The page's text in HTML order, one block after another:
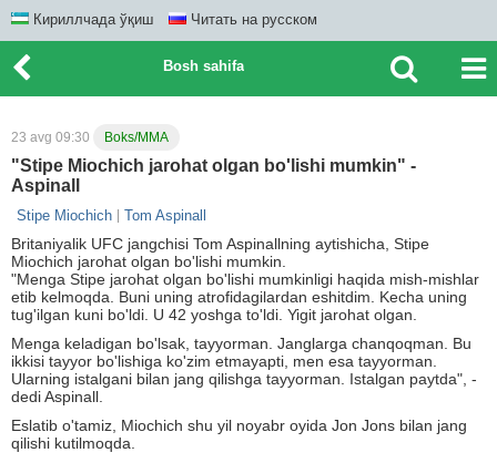
Кириллчада ўқиш Читать на русском
Bosh sahifa
23 avg 09:30 Boks/MMA
"Stipe Miochich jarohat olgan bo'lishi mumkin" -
Aspinall
Stipe Miochich Tom Aspinall
Britaniyalik UFC jangchisi Tom Aspinallning aytishicha, Stipe
Miochich jarohat olgan bo'lishi mumkin.
"Menga Stipe jarohat olgan bo'lishi mumkinligi haqida mish-mishlar
etib kelmoqda. Buni uning atrofidagilardan eshitdim. Kecha uning
tug'ilgan kuni bo'ldi. U 42 yoshga to'ldi. Yigit jarohat olgan.
Menga keladigan bo'lsak, tayyorman. Janglarga chanqoqman. Bu
ikkisi tayyor bo'lishiga ko'zim etmayapti, men esa tayyorman.
Ularning istalgani bilan jang qilishga tayyorman. Istalgan paytda", -
dedi Aspinall.
Eslatib o'tamiz, Miochich shu yil noyabr oyida Jon Jons bilan jang
qilishi kutilmoqda.